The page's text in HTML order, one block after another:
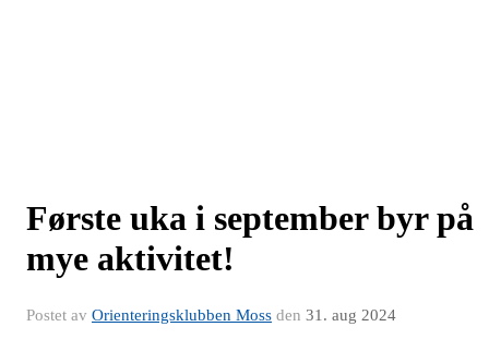
Første uka i september byr på
mye aktivitet!
Postet av Orienteringsklubben Moss den 31. aug 2024